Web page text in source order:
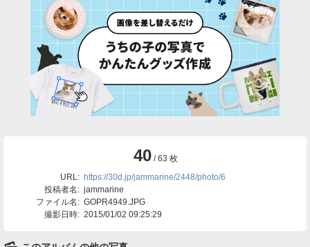
40/ 63 枚
URL: https://30d.jp/jammarine/2448/photo/6
投稿者名: jammarine
ファイル名: GOPR4949.JPG
撮影日時: 2015/01/02 09:25:29